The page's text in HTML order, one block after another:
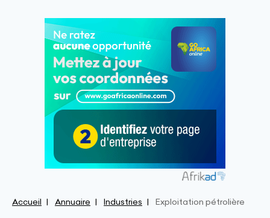
Accueil Annuaire Industries Exploitation pétrolière